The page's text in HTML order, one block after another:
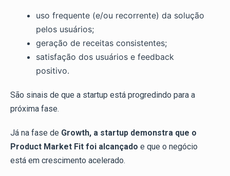
uso frequente (e/ou recorrente) da solução
pelos usuários;
geração de receitas consistentes;
satisfação dos usuários e feedback
positivo.
São sinais de que a startup está progredindo para a
próxima fase.
Já na fase de Growth, a startup demonstra que o
Product Market Fit foi alcançado e que o negócio
está em crescimento acelerado.